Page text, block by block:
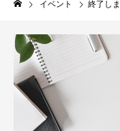
イベント 終了しました【＼満